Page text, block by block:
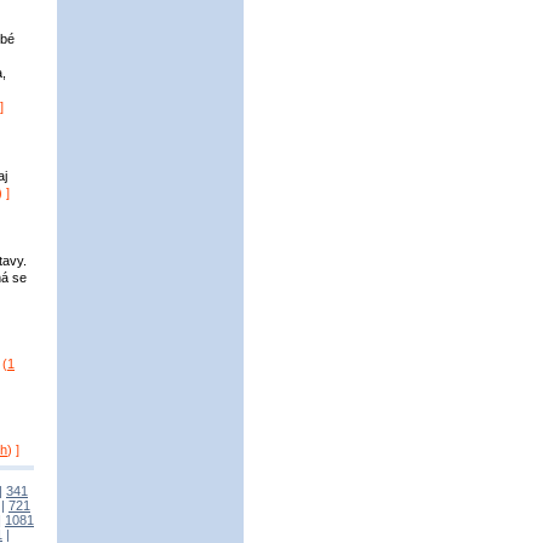
]
se
(1
) ]
| 341
| 721
1081
|